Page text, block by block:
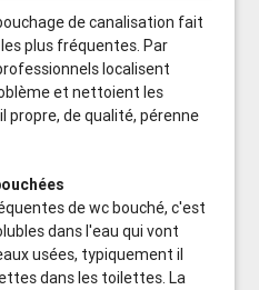
de canalisation fait
plus fréquentes. Par
localisent
et nettoient les
propre, de qualité, pérenne
de wc bouché, c'est
dans l'eau qui vont
usées, typiquement il
dans les toilettes. La